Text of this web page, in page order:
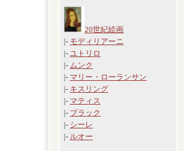
20世紀絵画
|- モディリアーニ
|- ユトリロ
|- ムンク
|- マリー・ローランサン
|- キスリング
|- マティス
|- ブラック
|- シーレ
|- ルオー